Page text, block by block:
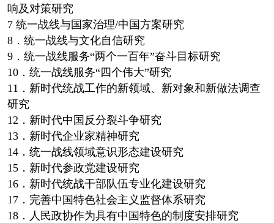
响及对策研究
7 统一战线与国家治理/中国方案研究
8．统一战线与文化自信研究
9．统一战线服务“两个一百年”奋斗目标研究
10．统一战线服务“四个伟大”研究
11．新时代统战工作的新领域、新对象和新做法调查
研究
12．新时代中国反分裂斗争研究
13．新时代企业家精神研究
14．统一战线领域意识形态建设研究
15．新时代参政党建设研究
16．新时代统战干部队伍专业化建设研究
17．完善中国特色社会主义监督体系研究
18．人民政协作为具有中国特色的制度安排研究